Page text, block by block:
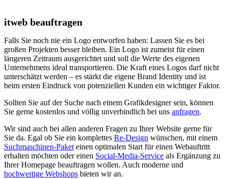
itweb beauftragen
Falls Sie noch nie ein Logo entworfen haben: Lassen Sie es bei
großen Projekten besser bleiben. Ein Logo ist zumeist für einen
längeren Zeitraum ausgerichtet und soll die Werte des eigenen
Unternehmens ideal transportieren. Die Kraft eines Logos darf nicht
unterschätzt werden – es stärkt die eigene Brand Identity und ist
beim ersten Eindruck von potenziellen Kunden ein wichtiger Faktor.
Sollten Sie auf der Suche nach einem Grafikdesigner sein, können
Sie gerne kostenlos und völlig unverbindlich bei uns anfragen.
Wir sind auch bei allen anderen Fragen zu Ihrer Website gerne für
Sie da. Egal ob Sie ein komplettes Re-Design wünschen, mit einem
Suchmaschinen-Paket einen optimalen Start für einen Webauftritt
erhalten möchten oder einen Social-Media-Service als Ergänzung zu
Ihrer Homepage beauftragen wollen. Auch moderne und
hochwertige Webshops bieten wir an.